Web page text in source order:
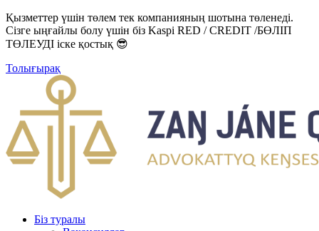
Қызметтер үшін төлем тек компанияның шотына төленеді.
Сізге ыңғайлы болу үшін біз Kaspi RED / CREDIT /БӨЛІП
ТӨЛЕУДІ іске қостық 😎
Толығырақ
Біз туралы